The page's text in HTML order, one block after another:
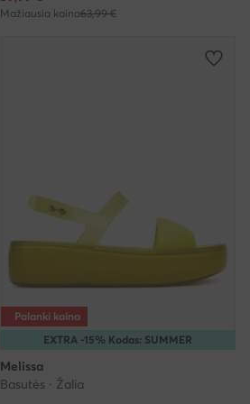
Mažiausia kaina63,99 €
EXTRA -15% Kodas: SUMMER
Palanki kaina
Melissa
Basutės · Žalia